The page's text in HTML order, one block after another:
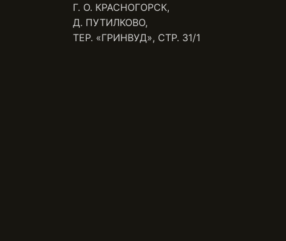
Г. О. КРАСНОГОРСК,
Д. ПУТИЛКОВО,
ТЕР. «ГРИНВУД», СТР. 31/1